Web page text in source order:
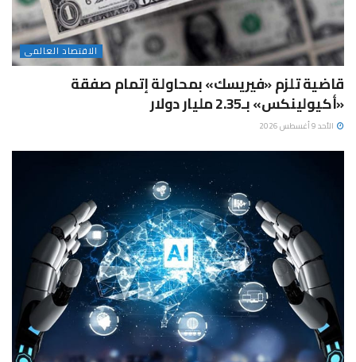
الاقتصاد العالمى
قاضية تلزم «فيريسك» بمحاولة إتمام صفقة
«أكيولينكس» بـ2.35 مليار دولار
الأحد 9 أغسطس 2026